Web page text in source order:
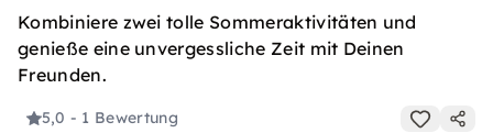
Kombiniere zwei tolle Sommeraktivitäten und
genieße eine unvergessliche Zeit mit Deinen
Freunden.
5,0 - 1 Bewertung